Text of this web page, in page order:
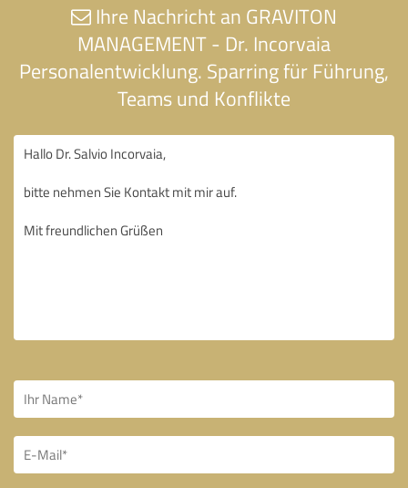
Ihre Nachricht an GRAVITON
MANAGEMENT - Dr. Incorvaia
Personalentwicklung. Sparring für Führung,
Teams und Konflikte